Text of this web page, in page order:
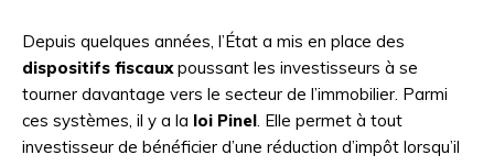
Depuis quelques années, l’État a mis en place des
dispositifs fiscauxpoussant les investisseurs à se
tourner davantage vers le secteur de l’immobilier. Parmi
ces systèmes, il y a la loi Pinel . Elle permet à tout
investisseur de bénéficier d’une réduction d’impôt lorsqu’il